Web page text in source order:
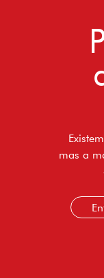
mas a